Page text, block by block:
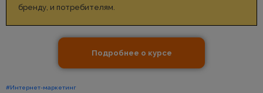
бренду, и потребителям.
Подробнее о курсе
#Интернет-маркетинг